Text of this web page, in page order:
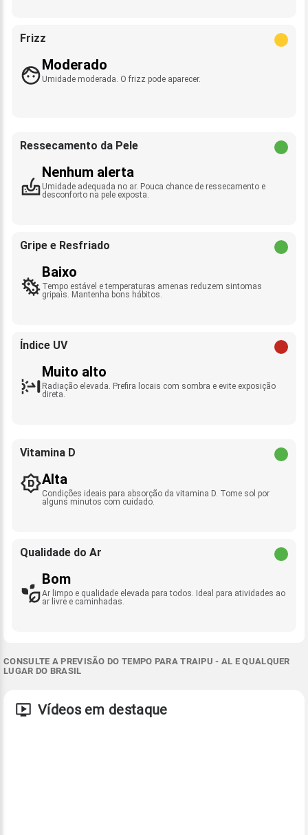
Frizz
Moderado
Umidade moderada. O frizz pode aparecer.
Ressecamento da Pele
Nenhum alerta
Umidade adequada no ar. Pouca chance de ressecamento e
desconforto na pele exposta.
Gripe e Resfriado
Baixo
Tempo estável e temperaturas amenas reduzem sintomas
gripais. Mantenha bons hábitos.
Índice UV
Muito alto
Radiação elevada. Prefira locais com sombra e evite exposição
direta.
Vitamina D
Alta
Condições ideais para absorção da vitamina D. Tome sol por
alguns minutos com cuidado.
Qualidade do Ar
Bom
Ar limpo e qualidade elevada para todos. Ideal para atividades ao
ar livre e caminhadas.
CONSULTE A PREVISÃO DO TEMPO PARA TRAIPU - AL E QUALQUER
LUGAR DO BRASIL
Vídeos em destaque